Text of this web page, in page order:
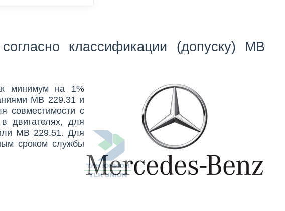
классификации (допуску) MB
минимум на 1%
MB 229.31 и
совместимости с
двигателях, для
MB 229.51. Для
сроком службы